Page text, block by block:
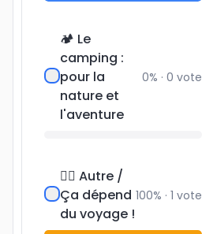
🏕️ Le
camping :
pour la
nature et
l'aventure
0% · 0 vote
🤷‍♀️ Autre /
Ça dépend
du voyage !
100% · 1 vote